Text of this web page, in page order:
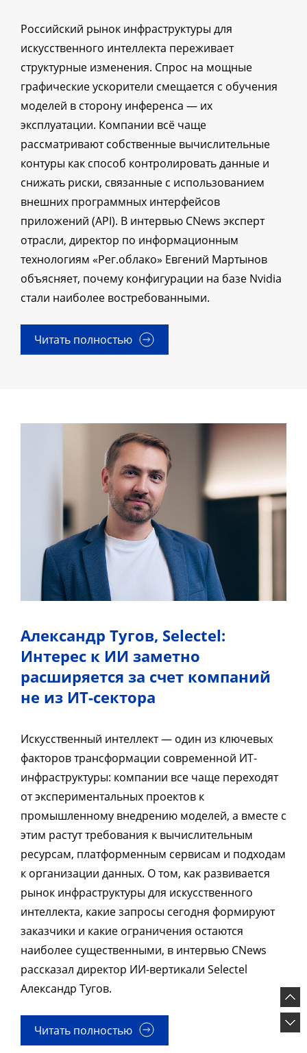
Российский рынок инфраструктуры для
искусственного интеллекта переживает
структурные изменения. Спрос на мощные
графические ускорители смещается с обучения
моделей в сторону инференса — их
эксплуатации. Компании всё чаще
рассматривают собственные вычислительные
контуры как способ контролировать данные и
снижать риски, связанные с использованием
внешних программных интерфейсов
приложений (API). В интервью CNews эксперт
отрасли, директор по информационным
технологиям «Рег.облако» Евгений Мартынов
объясняет, почему конфигурации на базе Nvidia
стали наиболее востребованными.
Читать полностью
Александр Тугов, Selectel:
Интерес к ИИ заметно
расширяется за счет компаний
не из ИТ-сектора
Искусственный интеллект — один из ключевых
факторов трансформации современной ИТ-
инфраструктуры: компании все чаще переходят
от экспериментальных проектов к
промышленному внедрению моделей, а вместе с
этим растут требования к вычислительным
ресурсам, платформенным сервисам и подходам
к организации данных. О том, как развивается
рынок инфраструктуры для искусственного
интеллекта, какие запросы сегодня формируют
заказчики и какие ограничения остаются
наиболее существенными, в интервью CNews
рассказал директор ИИ-вертикали Selectel
Александр Тугов.
Читать полностью